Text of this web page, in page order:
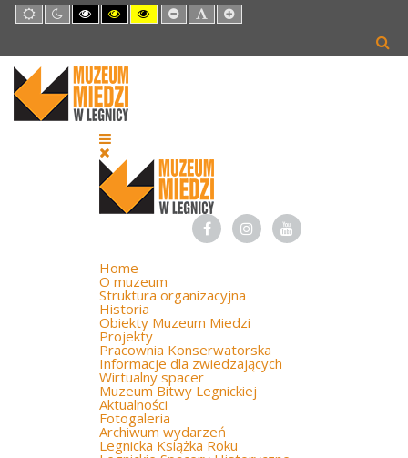
Default
mode
Night
mode
High
Contrast
mode
High
Contrast
mode
High
Contrast
mode
Set
Smaller
Set
Default
Set
Larger
Home
O muzeum
Struktura organizacyjna
Historia
Obiekty Muzeum Miedzi
Projekty
Pracownia Konserwatorska
Informacje dla zwiedzających
Wirtualny spacer
Muzeum Bitwy Legnickiej
Aktualności
Fotogaleria
Archiwum wydarzeń
Legnicka Książka Roku